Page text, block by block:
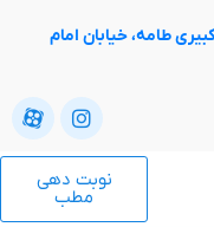
طامه، خیابان امام
نوبت دهی
مطب